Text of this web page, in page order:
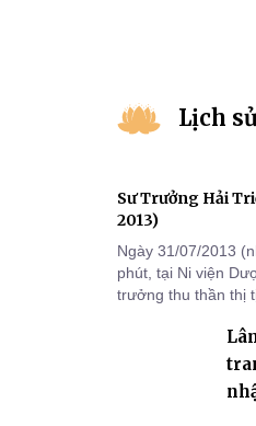
Lịch
Sư Trưởng Hải
2013)
Ngày 31/07/2013
phút, tại Ni viện
trưởng thu thần thị